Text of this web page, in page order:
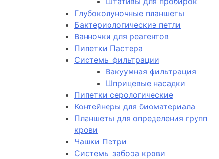
Глубоколуночные планшеты
Бактериологические петли
Ванночки для реагентов
Пипетки Пастера
Системы фильтрации
Вакуумная фильтрация
Шприцевые насадки
Пипетки серологические
Контейнеры для биоматериала
Планшеты для определения групп
крови
Чашки Петри
Системы забора крови